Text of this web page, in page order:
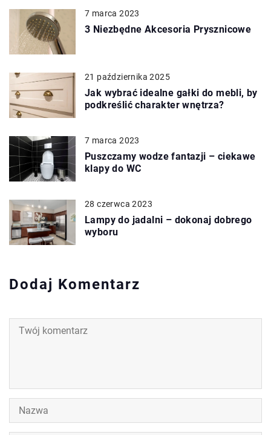
7 marca 2023
3 Niezbędne Akcesoria Prysznicowe
21 października 2025
Jak wybrać idealne gałki do mebli, by
podkreślić charakter wnętrza?
7 marca 2023
Puszczamy wodze fantazji – ciekawe
klapy do WC
28 czerwca 2023
Lampy do jadalni – dokonaj dobrego
wyboru
Dodaj Komentarz